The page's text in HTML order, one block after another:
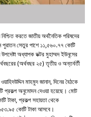
নিশ্চিত করতে জাতীয় অর্থনৈতিক পরিষদের
পুরাতন সেতুর পাশে ১১,৫৬০.৭৭ কোটি
অধ্যাপক ডক্টর মুহাম্মদ ইউনূসের
(অর্থবছর ২৫) তৃতীয় ও অন্তর্বর্তী
মাহমুদ জানান, দিনের বৈঠকে
প্রকল্প অনুমোদন দেওয়া হয়েছে। মোট
টাকা, প্রকল্প সহায়তা থেকে
কোটি টাকা আসবে।